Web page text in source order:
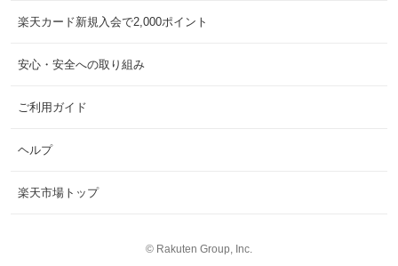
楽天カード新規入会で2,000ポイント
安心・安全への取り組み
ご利用ガイド
ヘルプ
楽天市場トップ
© Rakuten Group, Inc.